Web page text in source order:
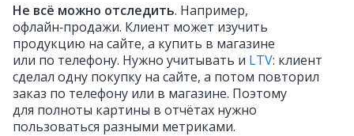
Не всё можно отследить. Например,
офлайн‑продажи. Клиент может изучить
продукцию на сайте, а купить в магазине
или по телефону. Нужно учитывать и LTV: клиент
сделал одну покупку на сайте, а потом повторил
заказ по телефону или в магазине. Поэтому
для полноты картины в отчётах нужно
пользоваться разными метриками.